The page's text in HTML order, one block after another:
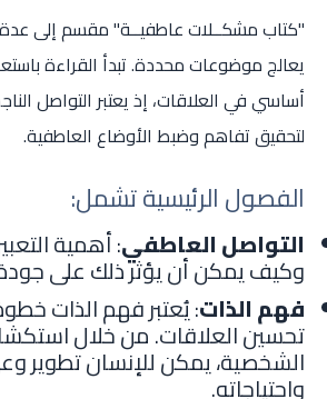
"كتاب مشكــلات عاطفيــة" مقسم إلى
يعالج موضوعات محددة. تبدأ القراءة
أساسي في العلاقات، إذ يعتبر التواصل
لتحقيق تفاهم وضبط الأوضاع العاطفية.
الفصول الرئيسية تشمل:
التواصل العاطفي: أهمية
وكيف يمكن أن يؤثر ذلك على
فهم الذات: يُعتبر فهم الذات
تحسين العلاقات. من خلال
الشخصية، يمكن للإنسان تطوير
واحتياجاته.